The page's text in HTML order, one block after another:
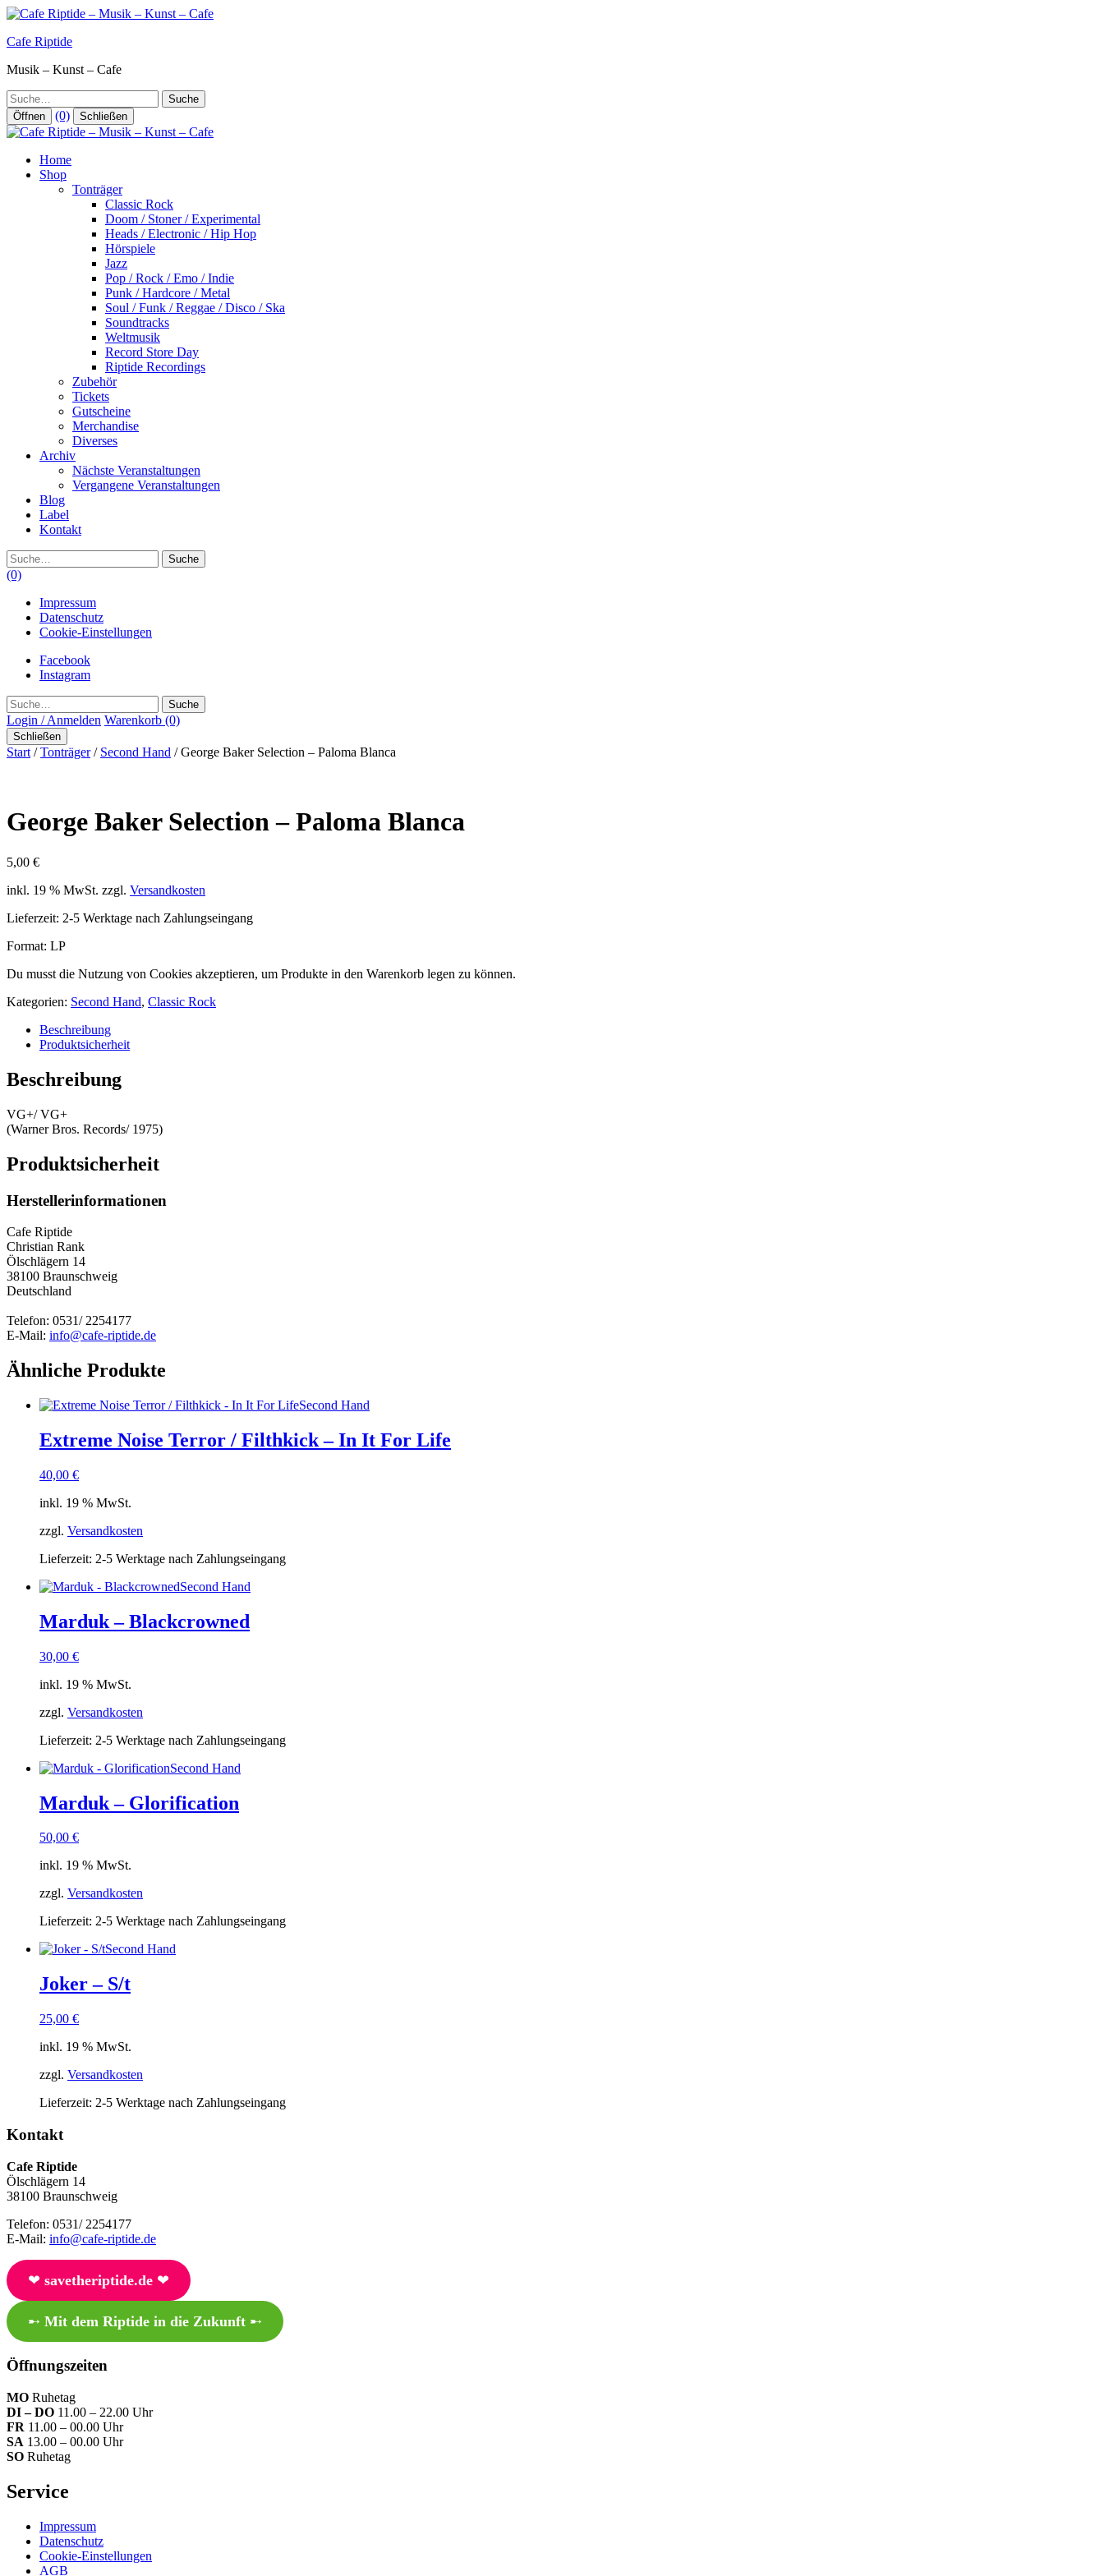
Zum
springen
Cafe Riptide
Musik – Kunst – Cafe
Suche
Öffnen (0) Schließen
Home
Shop
Tonträger
Classic Rock
Doom / Stoner / Experimental
Heads / Electronic / Hip Hop
Hörspiele
Jazz
Pop / Rock / Emo / Indie
Punk / Hardcore / Metal
Soul / Funk / Reggae / Disco / Ska
Soundtracks
Weltmusik
Record Store Day
Riptide Recordings
Zubehör
Tickets
Gutscheine
Merchandise
Diverses
Archiv
Nächste Veranstaltungen
Vergangene Veranstaltungen
Blog
Label
Kontakt
Suche
(0)
Impressum
Datenschutz
Cookie-Einstellungen
Facebook
Instagram
Suche
Login / Anmelden Warenkorb (0)
Schließen
Start /Tonträger/ Second Hand / George Baker Selection – Paloma Blanca
George Baker Selection – Paloma Blanca
5,00 €
inkl. 19 % MwSt. zzgl. Versandkosten
Lieferzeit: 2-5 Werktage nach Zahlungseingang
Format: LP
Du musst die Nutzung von Cookies akzeptieren, um Produkte in den Warenkorb legen zu können.
Kategorien: Second Hand, Classic Rock
Beschreibung
Produktsicherheit
Beschreibung
VG+/ VG+
(Warner Bros. Records/ 1975)
Produktsicherheit
Herstellerinformationen
Cafe Riptide
Christian Rank
Ölschlägern 14
38100 Braunschweig
Deutschland
Telefon: 0531/ 2254177
E-Mail: info@cafe-riptide.de
Ähnliche Produkte
Second Hand
Extreme Noise Terror / Filthkick – In It For Life
40,00 €
inkl. 19 % MwSt.
zzgl. Versandkosten
Lieferzeit: 2-5 Werktage nach Zahlungseingang
Second Hand
Marduk – Blackcrowned
30,00 €
inkl. 19 % MwSt.
zzgl. Versandkosten
Lieferzeit: 2-5 Werktage nach Zahlungseingang
Second Hand
Marduk – Glorification
50,00 €
inkl. 19 % MwSt.
zzgl. Versandkosten
Lieferzeit: 2-5 Werktage nach Zahlungseingang
Second Hand
Joker – S/t
25,00 €
inkl. 19 % MwSt.
zzgl. Versandkosten
Lieferzeit: 2-5 Werktage nach Zahlungseingang
Kontakt
Cafe Riptide
Ölschlägern 14
38100 Braunschweig
Telefon: 0531/ 2254177
E-Mail: info@cafe-riptide.de
❤︎ savetheriptide.de❤︎
➸ Mit dem Riptide in die Zukunft➸
Öffnungszeiten
MO Ruhetag
DI – DO 11.00 – 22.00 Uhr
FR 11.00 – 00.00 Uhr
SA 13.00 – 00.00 Uhr
SO Ruhetag
Service
Impressum
Datenschutz
Cookie-Einstellungen
AGB